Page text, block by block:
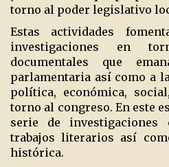
torno al poder legislativo
Estas actividades
investigaciones en
documentales que
parlamentaria así como a
política, económica,
torno al congreso. En este
serie de investigaciones
trabajos literarios así
histórica.